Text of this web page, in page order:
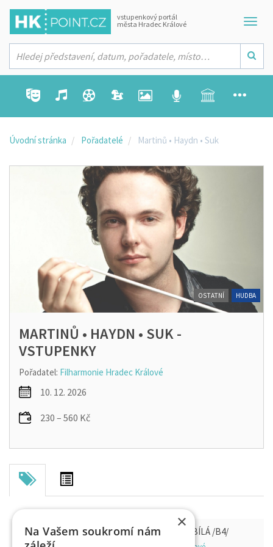
vstupenkový portál
města Hradec Králové
Úvodní stránka Pořadatelé Martinů • Haydn • Suk
MARTINŮ • HAYDN • SUK -
VSTUPENKY
Pořadatel: Filharmonie Hradec Králové
10. 12. 2026
230 – 560 Kč
OSTATNÍ HUDBA
MARTINŮ • HAYDN • SUK - KONCERTNÍ ŘADA BÍLÁ /B4/
×
Na Vašem soukromí nám